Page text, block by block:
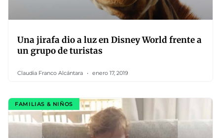
Una jirafa dio a luz en Disney World frente a
un grupo de turistas
Claudia Franco Alcántara enero 17, 2019
FAMILIAS & NIÑOS